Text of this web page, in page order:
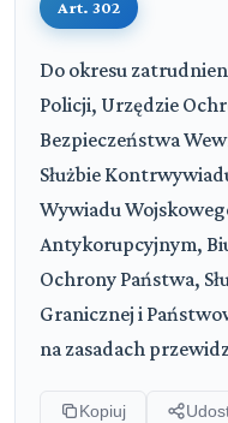
Art. 302
Do okresu
Policji, Urzędzie
Bezpieczeństwa
Służbie
Wywiadu
Antykorupcyjnym,
Ochrony Państwa,
Granicznej i
na zasadach
Kopiuj